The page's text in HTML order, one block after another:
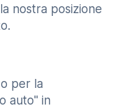
nostra posizione
per la
auto" in